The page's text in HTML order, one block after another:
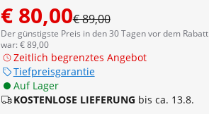
€ 80,00€ 89,00
Der günstigste Preis in den 30 Tagen vor dem Rabatt
war: € 89,00
Zeitlich begrenztes Angebot
Tiefpreisgarantie
Auf Lager
KOSTENLOSE LIEFERUNG bis ca. 13.8.